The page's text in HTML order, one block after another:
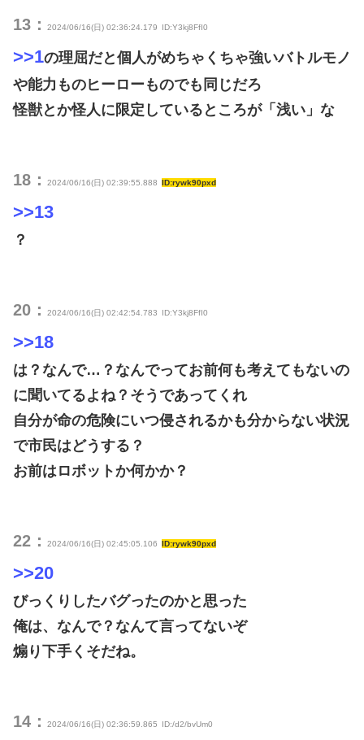
13： 2024/06/16(日) 02:36:24.179 ID:Y3kj8FfI0
>>1の理屈だと個人がめちゃくちゃ強いバトルモノ
や能力ものヒーローものでも同じだろ
怪獣とか怪人に限定しているところが「浅い」な
18： 2024/06/16(日) 02:39:55.888 ID:rywk90pxd
>>13
？
20： 2024/06/16(日) 02:42:54.783 ID:Y3kj8FfI0
>>18
は？なんで…？なんでってお前何も考えてもないの
に聞いてるよね？そうであってくれ
自分が命の危険にいつ侵されるかも分からない状況
で市民はどうする？
お前はロボットか何かか？
22： 2024/06/16(日) 02:45:05.106 ID:rywk90pxd
>>20
びっくりしたバグったのかと思った
俺は、なんで？なんて言ってないぞ
煽り下手くそだね。
14： 2024/06/16(日) 02:36:59.865 ID:/d2/bvUm0